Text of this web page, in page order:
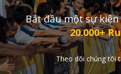
Bắt đầu một sự
20.000+
Theo dõi chúng tôi